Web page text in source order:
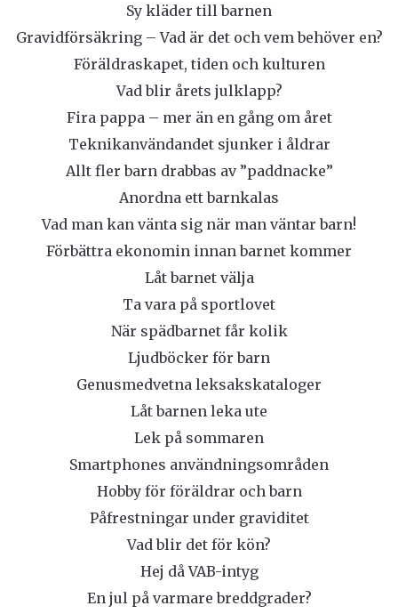
Sy kläder till barnen
Gravidförsäkring – Vad är det och vem behöver en?
Föräldraskapet, tiden och kulturen
Vad blir årets julklapp?
Fira pappa – mer än en gång om året
Teknikanvändandet sjunker i åldrar
Allt fler barn drabbas av ”paddnacke”
Anordna ett barnkalas
Vad man kan vänta sig när man väntar barn!
Förbättra ekonomin innan barnet kommer
Låt barnet välja
Ta vara på sportlovet
När spädbarnet får kolik
Ljudböcker för barn
Genusmedvetna leksakskataloger
Låt barnen leka ute
Lek på sommaren
Smartphones användningsområden
Hobby för föräldrar och barn
Påfrestningar under graviditet
Vad blir det för kön?
Hej då VAB-intyg
En jul på varmare breddgrader?